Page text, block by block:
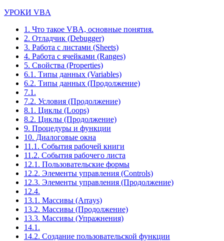
УРОКИ VBA
1. Что такое VBA, основные понятия.
2. Отладчик (Debugger)
3. Работа с листами (Sheets)
4. Работа с ячейками (Ranges)
5. Свойства (Properties)
6.1. Типы данных (Variables)
6.2. Типы данных (Продолжение)
7.1.
7.2. Условия (Продолжение)
8.1. Циклы (Loops)
8.2. Циклы (Продолжение)
9. Процедуры и функции
10. Диалоговые окна
11.1. События рабочей книги
11.2. События рабочего листа
12.1. Пользовательские формы
12.2. Элементы управления (Controls)
12.3. Элементы управления (Продолжение)
12.4.
13.1. Массивы (Arrays)
13.2. Массивы (Продолжение)
13.3. Массивы (Упражнения)
14.1.
14.2. Создание пользовательской функции